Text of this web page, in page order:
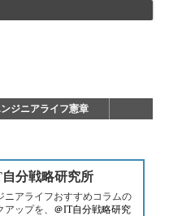
ジニアライフ憲章
分戦略研究所
ニアライフおすすめコラムの
アップを、 ＠IT自分戦略研究